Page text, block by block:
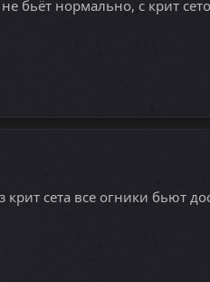
не бьёт нормально, с крит
крит сета все огники бьют